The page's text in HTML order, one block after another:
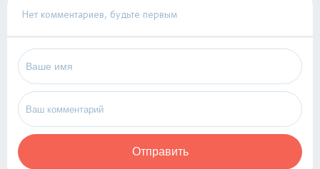
Нет комментариев, будьте первым
Отправить